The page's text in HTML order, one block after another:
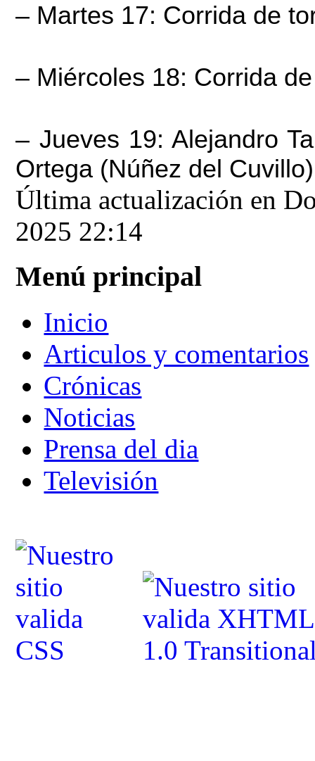
– Martes 17: Corrida de
– Miércoles 18: Corrida
– Jueves 19: Alejandro
Ortega (Núñez del Cuvillo)
Última actualización en
2025 22:14
Menú principal
Inicio
Articulos y comentarios
Crónicas
Noticias
Prensa del dia
Televisión